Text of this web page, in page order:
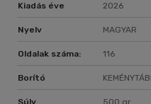
Kiadás éve 2026
Nyelv MAGYAR
Oldalak száma: 116
Borító